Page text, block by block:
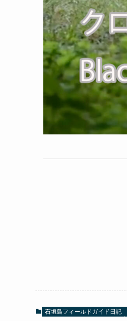
石垣島フィールドガイド日記